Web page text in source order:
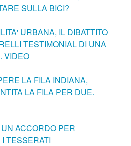
SULLA BICI?
URBANA, IL DIBATTITO
TESTIMONIAL DI UNA
VIDEO
LA FILA INDIANA,
LA FILA PER DUE.
ACCORDO PER
TESSERATI